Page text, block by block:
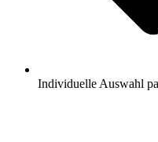
Individuelle Auswahl